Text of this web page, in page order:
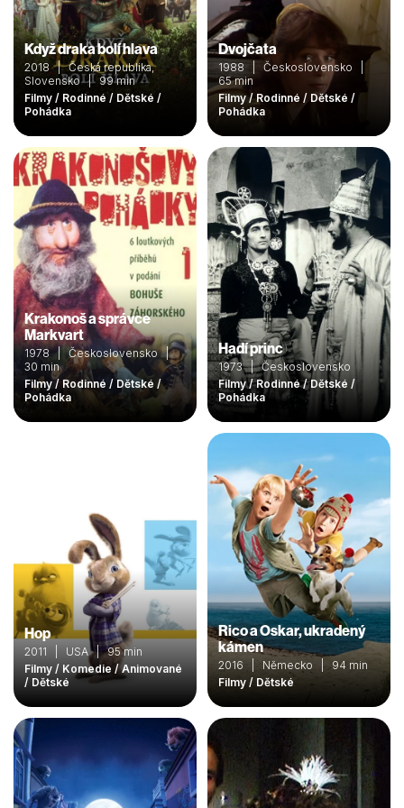
Když draka bolí hlava
2018 | Česká republika,
Slovensko | 99 min
Filmy / Rodinné / Dětské /
Pohádka
Dvojčata
1988 | Československo |
65 min
Filmy / Rodinné / Dětské /
Pohádka
Krakonoš a správce
Markvart
1978 | Československo |
30 min
Filmy / Rodinné / Dětské /
Pohádka
Hadí princ
1973 | Československo
Filmy / Rodinné / Dětské /
Pohádka
Hop
2011 | USA | 95 min
Filmy / Komedie / Animované
/ Dětské
Rico a Oskar, ukradený
kámen
2016 | Německo | 94 min
Filmy / Dětské